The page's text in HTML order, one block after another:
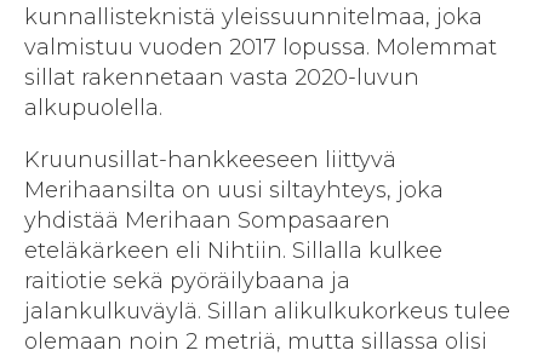
kunnallisteknistä yleissuunnitelmaa, joka
valmistuu vuoden 2017 lopussa. Molemmat
sillat rakennetaan vasta 2020-luvun
alkupuolella.
Kruunusillat-hankkeeseen liittyvä
Merihaansilta on uusi siltayhteys, joka
yhdistää Merihaan Sompasaaren
eteläkärkeen eli Nihtiin. Sillalla kulkee
raitiotie sekä pyöräilybaana ja
jalankulkuväylä. Sillan alikulkukorkeus tulee
olemaan noin 2 metriä, mutta sillassa olisi